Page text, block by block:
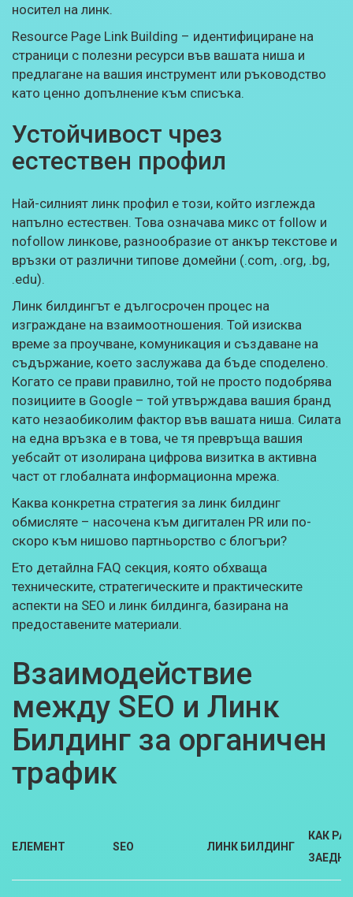
носител на линк.
Resource Page Link Building – идентифициране на
страници с полезни ресурси във вашата ниша и
предлагане на вашия инструмент или ръководство
като ценно допълнение към списъка.
Устойчивост чрез
естествен профил
Най-силният линк профил е този, който изглежда
напълно естествен. Това означава микс от follow и
nofollow линкове, разнообразие от анкър текстове и
връзки от различни типове домейни (.com, .org, .bg,
.edu).
Линк билдингът е дългосрочен процес на
изграждане на взаимоотношения. Той изисква
време за проучване, комуникация и създаване на
съдържание, което заслужава да бъде споделено.
Когато се прави правилно, той не просто подобрява
позициите в Google – той утвърждава вашия бранд
като незаобиколим фактор във вашата ниша. Силата
на една връзка е в това, че тя превръща вашия
уебсайт от изолирана цифрова визитка в активна
част от глобалната информационна мрежа.
Каква конкретна стратегия за линк билдинг
обмисляте – насочена към дигитален PR или по-
скоро към нишово партньорство с блогъри?
Ето детайлна FAQ секция, която обхваща
техническите, стратегическите и практическите
аспекти на SEO и линк билдинга, базирана на
предоставените материали.
Взаимодействие
между SEO и Линк
Билдинг за органичен
трафик
ЕЛЕМЕНТ SEO ЛИНК БИЛДИНГ
КАК
ЗАЕДНО